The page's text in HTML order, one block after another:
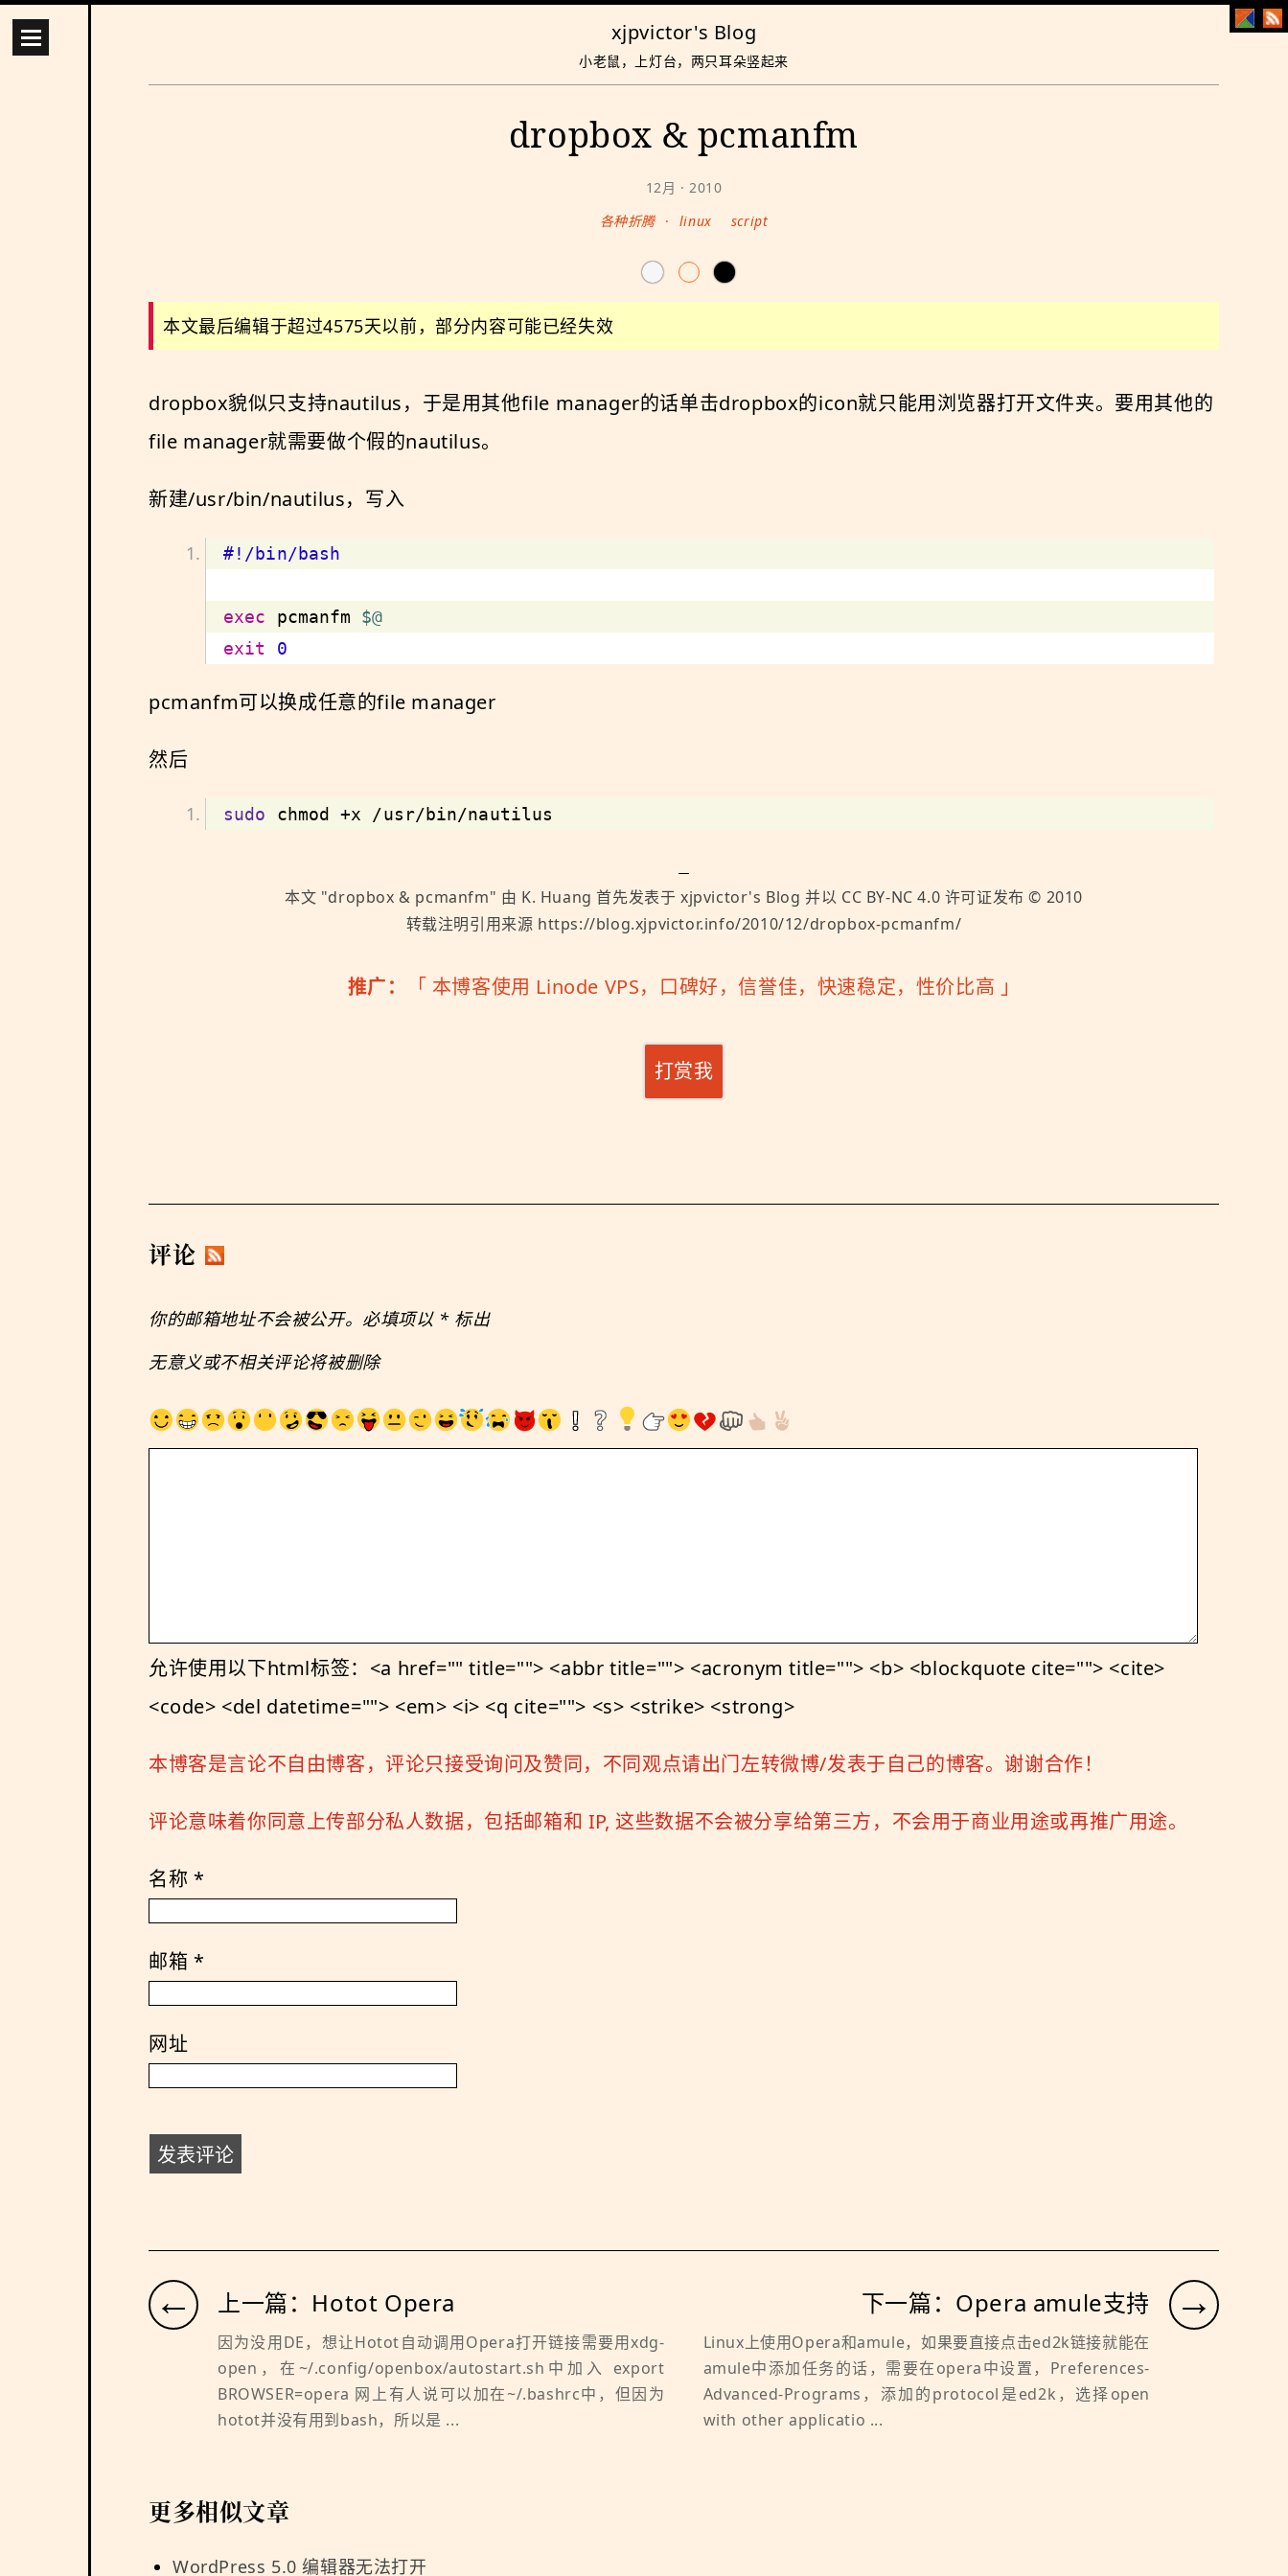
xjpvictor's Blog
小老鼠，上灯台，两只耳朵竖起来
dropbox & pcmanfm
12月 · 2010
各种折腾 · linux script
本文最后编辑于超过4575天以前，部分内容可能已经失效
dropbox貌似只支持nautilus，于是用其他file manager的话单击dropbox的icon就只能用浏览器打开文件夹。要用其他的
file manager就需要做个假的nautilus。
新建/usr/bin/nautilus，写入
exec pcmanfm $@
exit
0
pcmanfm可以换成任意的file manager
然后
sudo chmod +x /usr/bin/nautilus
本文 "dropbox & pcmanfm" 由 K. Huang 首先发表于 xjpvictor's Blog 并以 CC BY-NC 4.0 许可证发布 © 2010
转载注明引用来源 https://blog.xjpvictor.info/2010/12/dropbox-pcmanfm/
推广： 「 本博客使用 Linode VPS，口碑好，信誉佳，快速稳定，性价比高 」
打赏我
评论
你的邮箱地址不会被公开。必填项以 *标出
无意义或不相关评论将被删除
允许使用以下html标签：<a href="" title=""> <abbr title=""> <acronym title=""> <b> <blockquote cite=""> <cite>
<code> <del datetime=""> <em> <i> <q cite=""> <s> <strike> <strong>
本博客是言论不自由博客，评论只接受询问及赞同，不同观点请出门左转微博/发表于自己的博客。谢谢合作！
评论意味着你同意上传部分私人数据，包括邮箱和 IP, 这些数据不会被分享给第三方，不会用于商业用途或再推广用途。
名称 *
邮箱 *
网址
← 上一篇：Hotot Opera
因为没用DE，想让Hotot自动调用Opera打开链接需要用xdg-
open，在~/.config/openbox/autostart.sh中加入 export
BROWSER=opera 网上有人说可以加在~/.bashrc中，但因为
hotot并没有用到bash，所以是 ...
→
下一篇：Opera amule支持
Linux上使用Opera和amule，如果要直接点击ed2k链接就能在
amule中添加任务的话，需要在opera中设置，Preferences-
Advanced-Programs，添加的protocol是ed2k，选择open
with other applicatio ...
更多相似文章
WordPress 5.0 编辑器无法打开